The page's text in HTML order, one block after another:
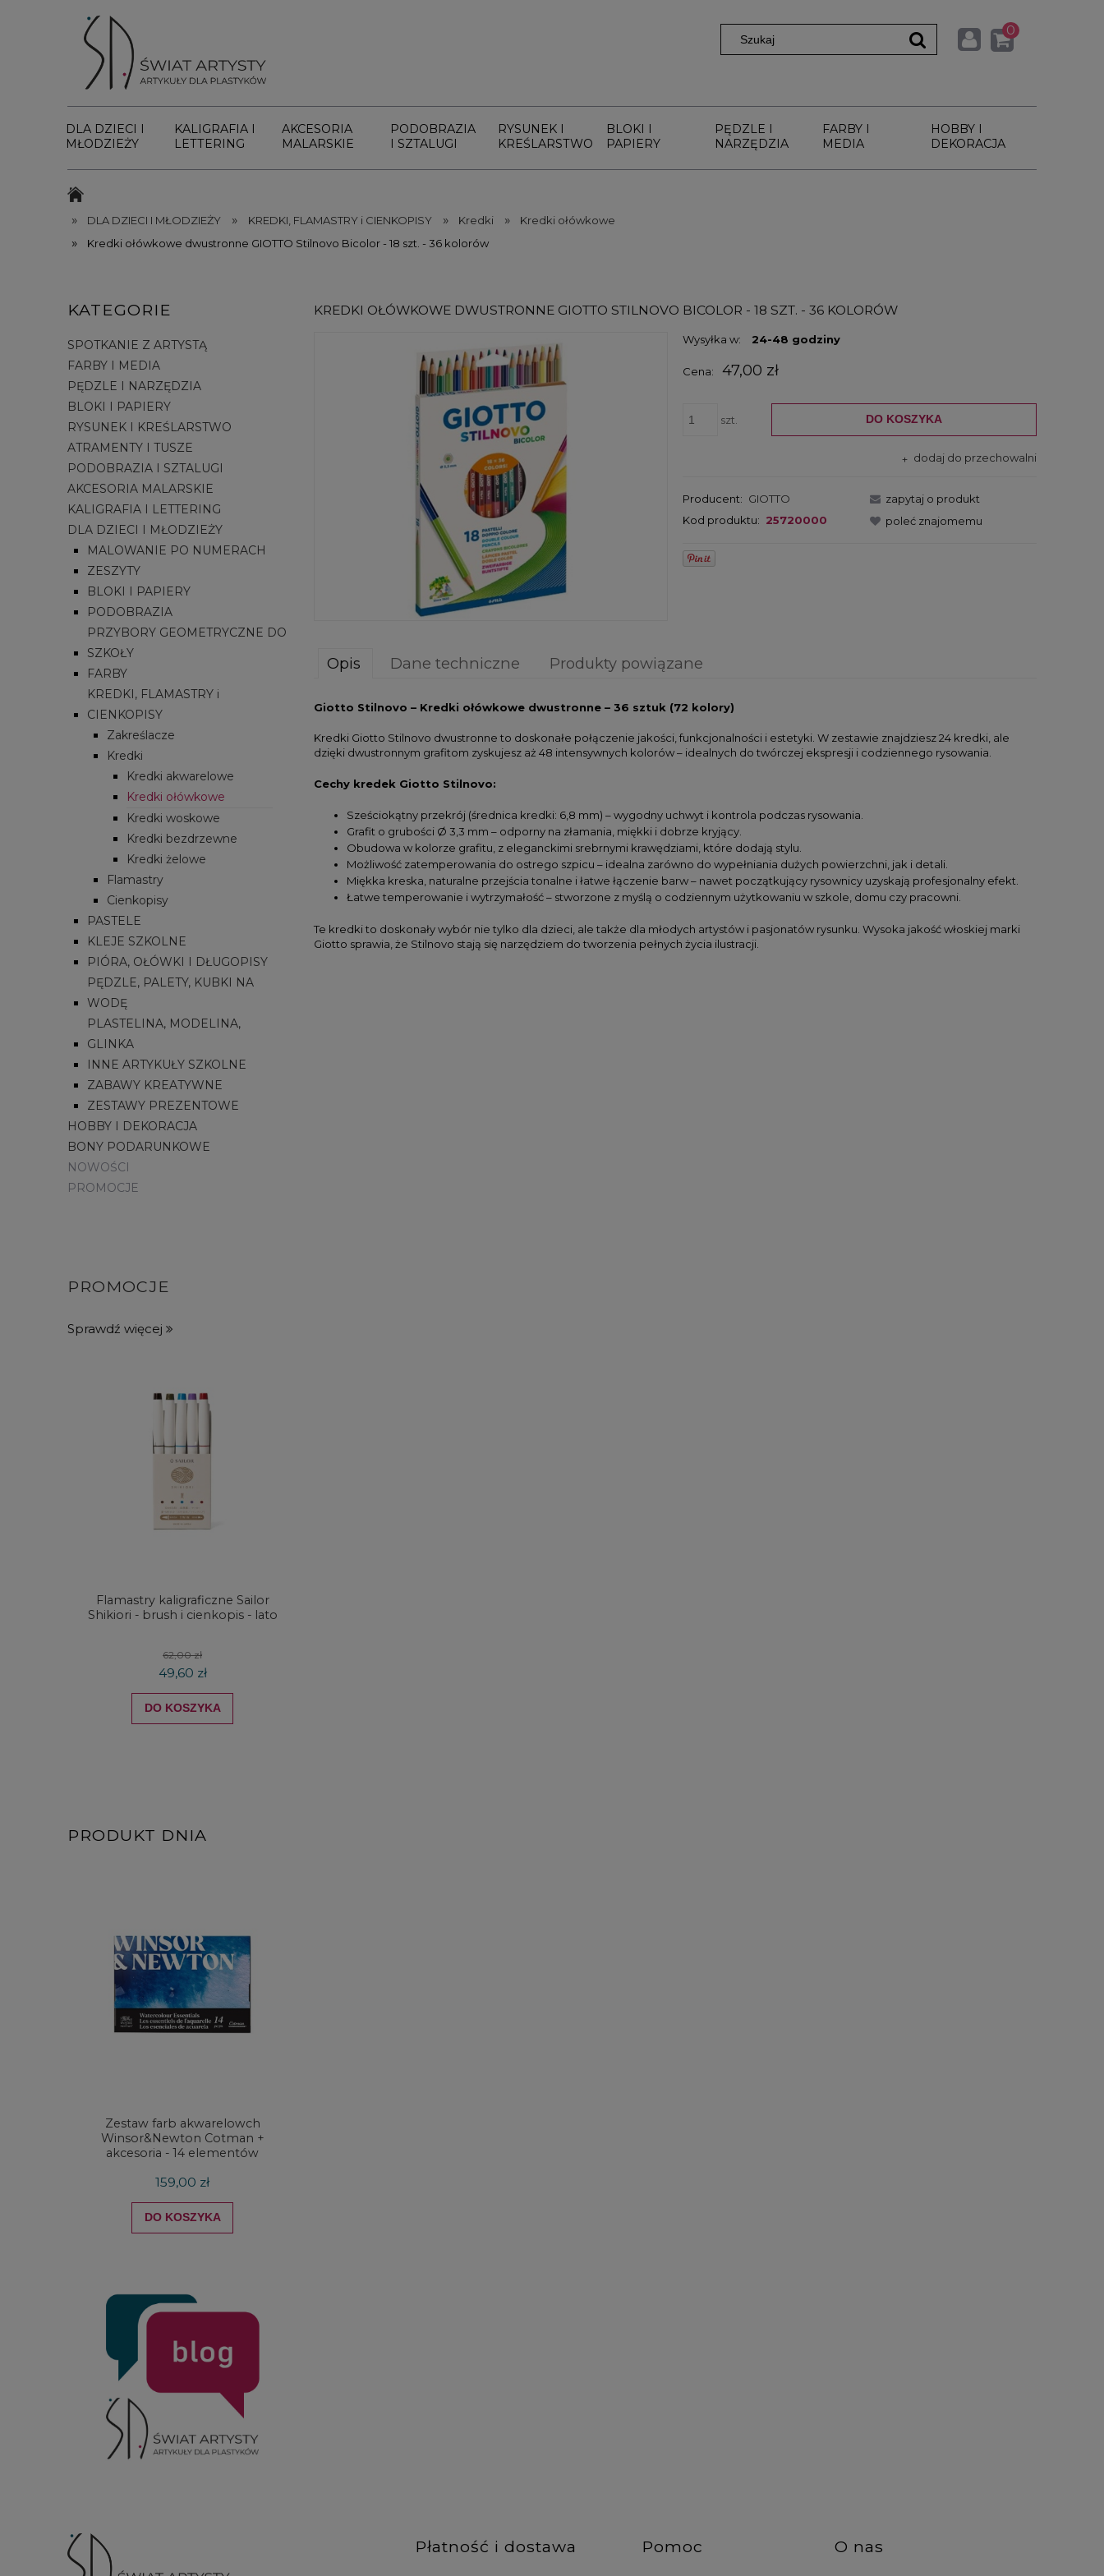
0
DLA DZIECI I
MŁODZIEŻY
KALIGRAFIA I
LETTERING
AKCESORIA
MALARSKIE
PODOBRAZIA
I SZTALUGI
RYSUNEK I
KREŚLARSTWO
BLOKI I
PAPIERY
PĘDZLE I
NARZĘDZIA
FARBY I
MEDIA
HOBBY I
DEKORACJA
» DLA DZIECI I MŁODZIEŻY » KREDKI, FLAMASTRY i CIENKOPISY » Kredki » Kredki ołówkowe
» Kredki ołówkowe dwustronne GIOTTO Stilnovo Bicolor - 18 szt. - 36 kolorów
KATEGORIE
SPOTKANIE Z ARTYSTĄ
FARBY I MEDIA
PĘDZLE I NARZĘDZIA
BLOKI I PAPIERY
RYSUNEK I KREŚLARSTWO
ATRAMENTY I TUSZE
PODOBRAZIA I SZTALUGI
AKCESORIA MALARSKIE
KALIGRAFIA I LETTERING
DLA DZIECI I MŁODZIEŻY
MALOWANIE PO NUMERACH
ZESZYTY
BLOKI I PAPIERY
PODOBRAZIA
PRZYBORY GEOMETRYCZNE DO
SZKOŁY
FARBY
KREDKI, FLAMASTRY i
CIENKOPISY
Zakreślacze
Kredki
Kredki akwarelowe
Kredki ołówkowe
Kredki woskowe
Kredki bezdrzewne
Kredki żelowe
Flamastry
Cienkopisy
PASTELE
KLEJE SZKOLNE
PIÓRA, OŁÓWKI I DŁUGOPISY
PĘDZLE, PALETY, KUBKI NA
WODĘ
PLASTELINA, MODELINA,
GLINKA
INNE ARTYKUŁY SZKOLNE
ZABAWY KREATYWNE
ZESTAWY PREZENTOWE
HOBBY I DEKORACJA
BONY PODARUNKOWE
NOWOŚCI
PROMOCJE
PROMOCJE
Sprawdź więcej
Flamastry kaligraficzne Sailor
Shikiori - brush i cienkopis - lato
62,00 zł
49,60 zł
DO KOSZYKA
PRODUKT DNIA
Zestaw farb akwarelowch
Winsor&Newton Cotman +
akcesoria - 14 elementów
159,00 zł
DO KOSZYKA
KREDKI OŁÓWKOWE DWUSTRONNE GIOTTO STILNOVO BICOLOR - 18 SZT. - 36 KOLORÓW
Wysyłka w: 24-48 godziny
Cena: 47,00 zł
szt. DO KOSZYKA
dodaj do przechowalni
Producent: GIOTTO
Kod produktu: 25720000
zapytaj o produkt
poleć znajomemu
Opis Dane techniczne Produkty powiązane
Giotto Stilnovo – Kredki ołówkowe dwustronne – 36 sztuk (72 kolory)
Kredki Giotto Stilnovo dwustronne to doskonałe połączenie jakości, funkcjonalności i estetyki. W zestawie znajdziesz 24 kredki, ale
dzięki dwustronnym grafitom zyskujesz aż 48 intensywnych kolorów – idealnych do twórczej ekspresji i codziennego rysowania.
Cechy kredek Giotto Stilnovo:
Sześciokątny przekrój (średnica kredki: 6,8 mm) – wygodny uchwyt i kontrola podczas rysowania.
Grafit o grubości Ø 3,3 mm – odporny na złamania, miękki i dobrze kryjący.
Obudowa w kolorze grafitu, z eleganckimi srebrnymi krawędziami, które dodają stylu.
Możliwość zatemperowania do ostrego szpicu – idealna zarówno do wypełniania dużych powierzchni, jak i detali.
Miękka kreska, naturalne przejścia tonalne i łatwe łączenie barw – nawet początkujący rysownicy uzyskają profesjonalny efekt.
Łatwe temperowanie i wytrzymałość – stworzone z myślą o codziennym użytkowaniu w szkole, domu czy pracowni.
Te kredki to doskonały wybór nie tylko dla dzieci, ale także dla młodych artystów i pasjonatów rysunku. Wysoka jakość włoskiej marki
Giotto sprawia, że Stilnovo stają się narzędziem do tworzenia pełnych życia ilustracji.
Płatność i dostawa Pomoc O nas